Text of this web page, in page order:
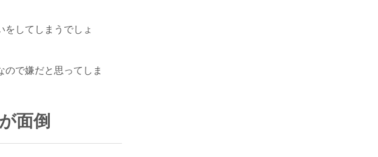
してしまうでしょ
で嫌だと思ってしま
面倒